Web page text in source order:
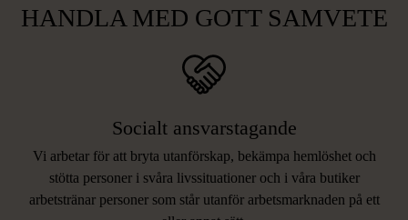
HANDLA MED GOTT SAMVETE
Socialt ansvarstagande
Vi arbetar för att bryta utanförskap, bekämpa hemlöshet och
stötta personer i svåra livssituationer och i våra butiker
arbetstränar personer som står utanför arbetsmarknaden på ett